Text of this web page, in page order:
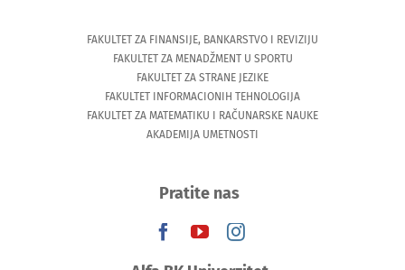
FAKULTET ZA FINANSIJE, BANKARSTVO I REVIZIJU
FAKULTET ZA MENADŽMENT U SPORTU
FAKULTET ZA STRANE JEZIKE
FAKULTET INFORMACIONIH TEHNOLOGIJA
FAKULTET ZA MATEMATIKU I RAČUNARSKE NAUKE
AKADEMIJA UMETNOSTI
Pratite nas